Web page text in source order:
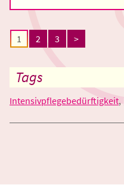
1 2 3 >
Tags
Intensivpflegebedürftigkeit